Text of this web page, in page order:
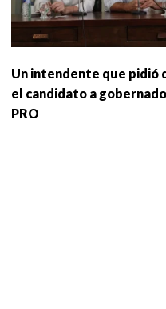
Un intendente que pidió
el candidato a
PRO